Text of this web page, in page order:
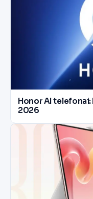
Honor AI telefonai:
2026